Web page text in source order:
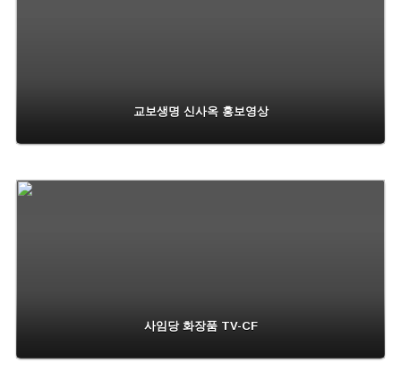
교보생명 신사옥 홍보영상
사임당 화장품 TV-CF